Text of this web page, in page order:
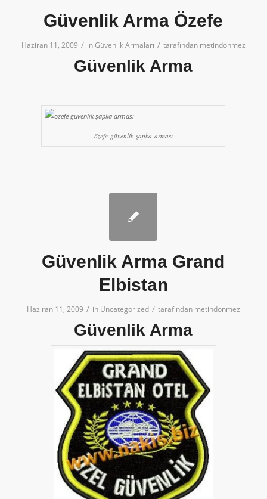
Güvenlik Arma Özefe
Haziran 11, 2009 / inGüvenlik Armaları / tarafından metindonmez
Güvenlik Arma
özefe-güvenlik-şapka-arması
Güvenlik Arma Grand
Elbistan
Haziran 11, 2009 / in Uncategorized / tarafından metindonmez
Güvenlik Arma